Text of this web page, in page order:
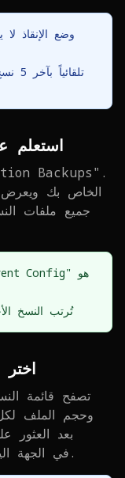
وضع الإنقاذ
استعلم
جميع ملفات
تُرتب النسخ
اختر
تصفح قائمة
بعد العثور
"Select This Version" في الجهة اليمنى.